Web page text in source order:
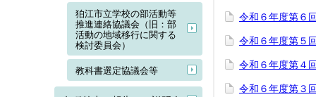
狛江市立学校の部活動等
推進連絡協議会（旧：部
活動の地域移行に関する
検討委員会）
教科書選定協議会等
令和６年度第６
令和６年度第５
令和６年度第４
令和６年度第３